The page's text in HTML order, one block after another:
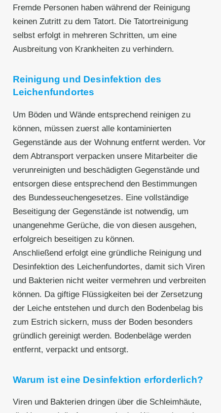
Fremde Personen haben während der Reinigung
keinen Zutritt zu dem Tatort. Die Tatortreinigung
selbst erfolgt in mehreren Schritten, um eine
Ausbreitung von Krankheiten zu verhindern.
Reinigung und Desinfektion des
Leichenfundortes
Um Böden und Wände entsprechend reinigen zu
können, müssen zuerst alle kontaminierten
Gegenstände aus der Wohnung entfernt werden. Vor
dem Abtransport verpacken unsere Mitarbeiter die
verunreinigten und beschädigten Gegenstände und
entsorgen diese entsprechend den Bestimmungen
des Bundesseuchengesetzes. Eine vollständige
Beseitigung der Gegenstände ist notwendig, um
unangenehme Gerüche, die von diesen ausgehen,
erfolgreich beseitigen zu können.
Anschließend erfolgt eine gründliche Reinigung und
Desinfektion des Leichenfundortes, damit sich Viren
und Bakterien nicht weiter vermehren und verbreiten
können. Da giftige Flüssigkeiten bei der Zersetzung
der Leiche entstehen und durch den Bodenbelag bis
zum Estrich sickern, muss der Boden besonders
gründlich gereinigt werden. Bodenbeläge werden
entfernt, verpackt und entsorgt.
Warum ist eine Desinfektion erforderlich?
Viren und Bakterien dringen über die Schleimhäute,